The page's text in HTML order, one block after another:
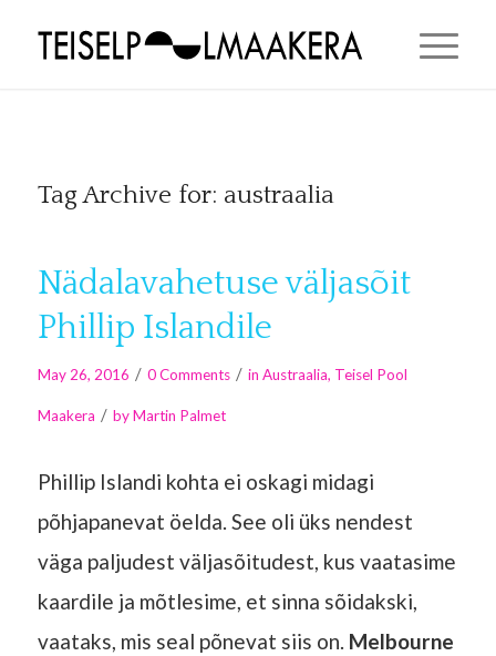
Tag Archive for: austraalia
Nädalavahetuse väljasõit
Phillip Islandile
May 26, 2016 / 0 Comments / in Austraalia, Teisel Pool
Maakera / byMartin Palmet
Phillip Islandi kohta ei oskagi midagi
põhjapanevat öelda. See oli üks nendest
väga paljudest väljasõitudest, kus vaatasime
kaardile ja mõtlesime, et sinna sõidakski,
vaataks, mis seal põnevat siis on. Melbourne